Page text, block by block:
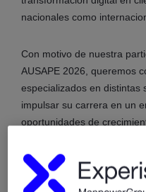
nacionales como
Con motivo de nuestra
AUSAPE 2026, queremos
especializados en distintas
impulsar su carrera en un
oportunidades de
¿Qué perfiles
Buscamos profesionales